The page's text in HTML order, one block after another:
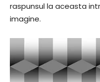
raspunsul la aceasta
imagine.